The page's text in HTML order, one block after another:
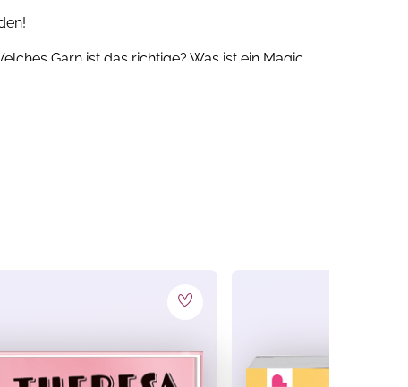
Garn ist das richtige? Was ist ein Magic
viele Häkelideen zu entdecken. Jedes Projekt
bis du häkelst wie ein Profi!